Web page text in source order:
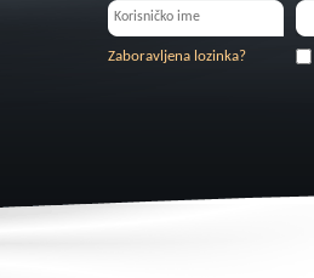
Zaboravljena lozinka?